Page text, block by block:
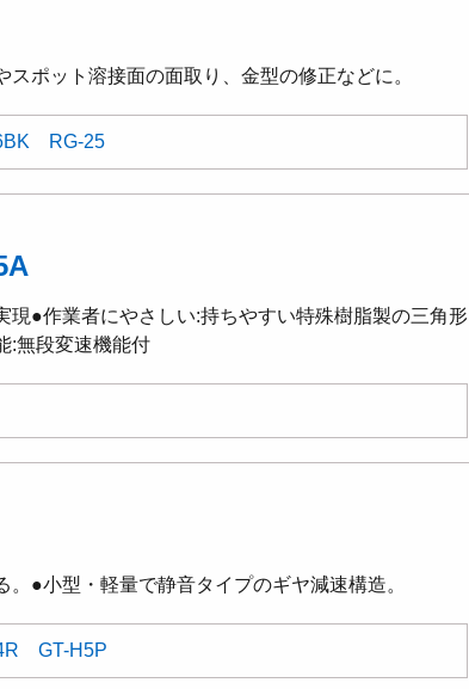
ポット溶接面の面取り、金型の修正などに。
RG-25
現●作業者にやさしい:持ちやすい特殊樹脂製の三角形
:無段変速機能付
●小型・軽量で静音タイプのギヤ減速構造。
GT-H5P